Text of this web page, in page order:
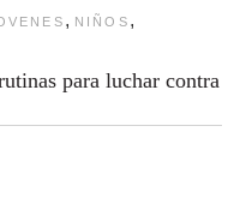
, NIÑOS ,
para luchar contra